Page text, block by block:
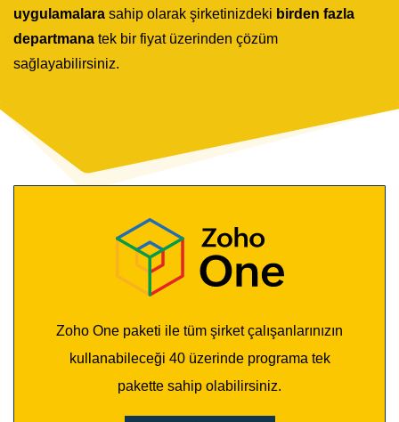
uygulamalara sahip olarak şirketinizdeki birden fazla
departmana tek bir fiyat üzerinden çözüm
sağlayabilirsiniz.
​Zoho One paketi ile tüm şirket çalışanlarınızın
kullanabileceği 40 üzerinde programa tek
pakette sahip olabilirsiniz.